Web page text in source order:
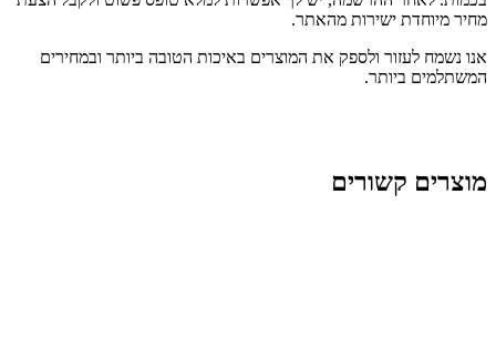
מחיר מיוחדת ישירות מהאתר.
אנו נשמח לעזור ולספק את המוצרים באיכות הטובה ביותר ובמחירים
המשתלמים ביותר.
מוצרים קשורים